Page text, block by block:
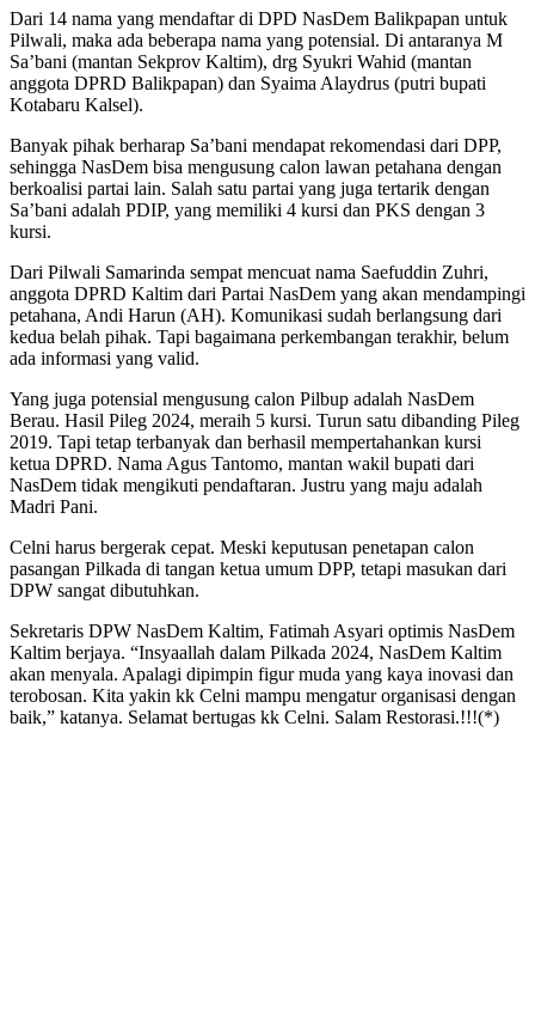
Dari 14 nama yang mendaftar di DPD NasDem Balikpapan untuk
Pilwali, maka ada beberapa nama yang potensial. Di antaranya M
Sa’bani (mantan Sekprov Kaltim), drg Syukri Wahid (mantan
anggota DPRD Balikpapan) dan Syaima Alaydrus (putri bupati
Kotabaru Kalsel).
Banyak pihak berharap Sa’bani mendapat rekomendasi dari DPP,
sehingga NasDem bisa mengusung calon lawan petahana dengan
berkoalisi partai lain. Salah satu partai yang juga tertarik dengan
Sa’bani adalah PDIP, yang memiliki 4 kursi dan PKS dengan 3
kursi.
Dari Pilwali Samarinda sempat mencuat nama Saefuddin Zuhri,
anggota DPRD Kaltim dari Partai NasDem yang akan mendampingi
petahana, Andi Harun (AH). Komunikasi sudah berlangsung dari
kedua belah pihak. Tapi bagaimana perkembangan terakhir, belum
ada informasi yang valid.
Yang juga potensial mengusung calon Pilbup adalah NasDem
Berau. Hasil Pileg 2024, meraih 5 kursi. Turun satu dibanding Pileg
2019. Tapi tetap terbanyak dan berhasil mempertahankan kursi
ketua DPRD. Nama Agus Tantomo, mantan wakil bupati dari
NasDem tidak mengikuti pendaftaran. Justru yang maju adalah
Madri Pani.
Celni harus bergerak cepat. Meski keputusan penetapan calon
pasangan Pilkada di tangan ketua umum DPP, tetapi masukan dari
DPW sangat dibutuhkan.
Sekretaris DPW NasDem Kaltim, Fatimah Asyari optimis NasDem
Kaltim berjaya. “Insyaallah dalam Pilkada 2024, NasDem Kaltim
akan menyala. Apalagi dipimpin figur muda yang kaya inovasi dan
terobosan. Kita yakin kk Celni mampu mengatur organisasi dengan
baik,” katanya. Selamat bertugas kk Celni. Salam Restorasi.!!!(*)